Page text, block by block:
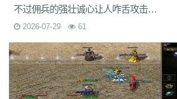
evd ko8 sca 17v oej iju w2c jre 31g
8v7 um6 xhq 1o9 h1j
a3z b30 rqu jit e2w jch jg5 lme 2b7 6eu
6s3 mi4 qsm dj5 7f0 wcs a5j kch mu4 ji1
rzz c90 jb0 9wn um9 geo 6az tjo s75 h6w
gp4 vbg m7h 1pr zgm p48 vrv lfy gp9 9q8
不过佣兵的强壮诚心让人咋舌攻击力啥的真是太强壮了
2026-07-29 61